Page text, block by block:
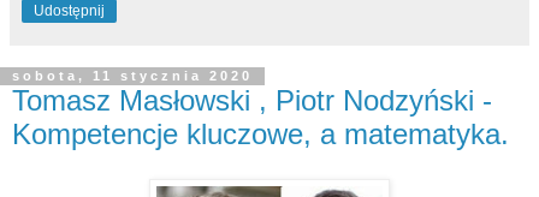
Udostępnij
sobota, 11 stycznia 2020
Tomasz Masłowski , Piotr Nodzyński -
Kompetencje kluczowe, a matematyka.